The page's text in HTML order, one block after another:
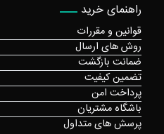
راهنمای خرید
قوانین و مقررات
روش های ارسال
ضمانت بازگشت
تضمین کیفیت
پرداخت امن
باشگاه مشتریان
پرسش های متداول